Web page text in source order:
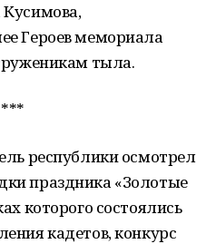
Героев мемориала
тыла.
***
республики осмотрел
праздника «Золотые
которого состоялись
кадетов, конкурс